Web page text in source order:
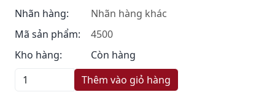
Nhãn hàng:
Nhãn hàng khác
Mã sản phẩm:
4500
Kho hàng:
Còn hàng
Thêm vào giỏ hàng